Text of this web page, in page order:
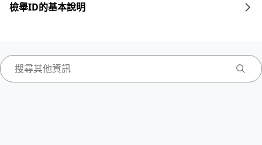
檢舉ID的基本說明